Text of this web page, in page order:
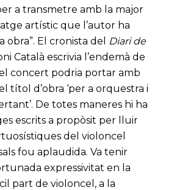
a transmetre amb la major
artístic que l’autor ha
obra”. El cronista del Diari de
Català escrivia l’endemà de
concert podria portar amb
títol d’obra ‘per a orquestra i
De totes maneres hi ha
escrits a propòsit per lluir
del violoncel
fou aplaudida. Va tenir
expressivitat en la
part de violoncel, a la